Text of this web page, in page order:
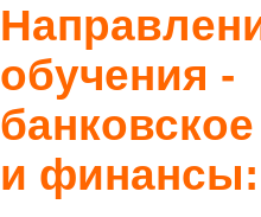
обучения -
и финансы: